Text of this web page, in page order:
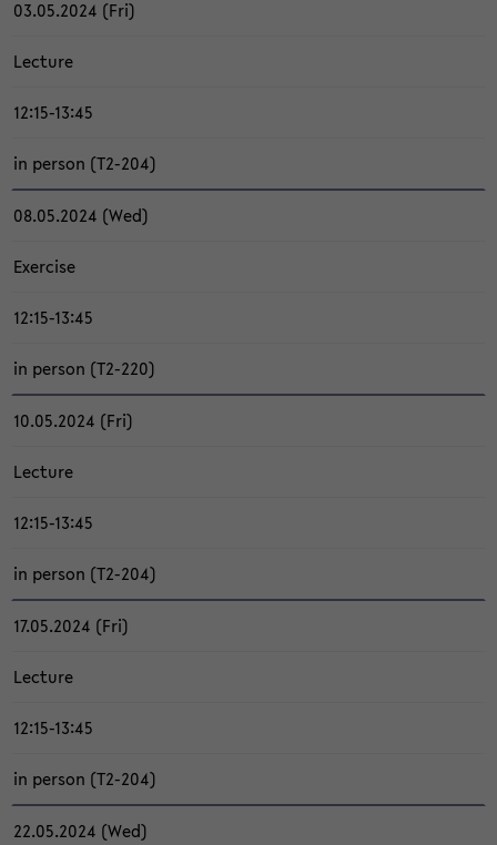
03.05.2024 (Fri)
Lec­tu­re
12:15-13:45
in per­son (T2-​204)
08.05.2024 (Wed)
Ex­er­ci­se
12:15-13:45
in per­son (T2-​220)
10.05.2024 (Fri)
Lec­tu­re
12:15-13:45
in per­son (T2-​204)
17.05.2024 (Fri)
Lec­tu­re
12:15-13:45
in per­son (T2-​204)
22.05.2024 (Wed)